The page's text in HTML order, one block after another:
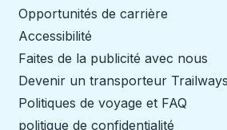
Opportunités de carrière
Accessibilité
Faites de la publicité avec nous
Devenir un transporteur Trailways
Politiques de voyage et FAQ
politique de confidentialité